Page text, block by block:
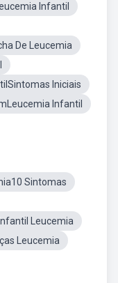
Infantil
De Leucemia
Iniciais
Infantil
Sintomas
Leucemia
Leucemia